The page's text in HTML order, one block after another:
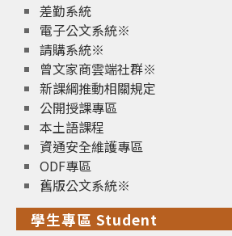
差勤系統
電子公文系統※
請購系統※
曾文家商雲端社群※
新課綱推動相關規定
公開授課專區
本土語課程
資通安全維護專區
ODF專區
舊版公文系統※
學生專區 Student